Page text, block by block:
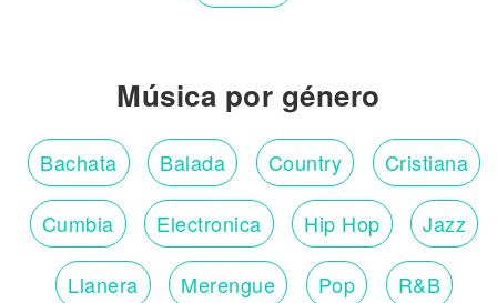
Música por género
Bachata Balada Country Cristiana
Cumbia Electronica Hip Hop Jazz
Llanera Merengue Pop R&B